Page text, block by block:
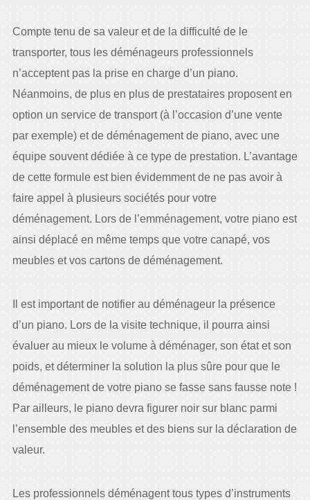
Compte tenu de sa valeur et de la difficulté de le
transporter, tous les déménageurs professionnels
n’acceptent pas la prise en charge d’un piano.
Néanmoins, de plus en plus de prestataires proposent en
option un service de transport (à l’occasion d’une vente
par exemple) et de déménagement de piano, avec une
équipe souvent dédiée à ce type de prestation. L’avantage
de cette formule est bien évidemment de ne pas avoir à
faire appel à plusieurs sociétés pour votre
déménagement. Lors de l’emménagement, votre piano est
ainsi déplacé en même temps que votre canapé, vos
meubles et vos cartons de déménagement.
Il est important de notifier au déménageur la présence
d’un piano. Lors de la visite technique, il pourra ainsi
évaluer au mieux le volume à déménager, son état et son
poids, et déterminer la solution la plus sûre pour que le
déménagement de votre piano se fasse sans fausse note !
Par ailleurs, le piano devra figurer noir sur blanc parmi
l’ensemble des meubles et des biens sur la déclaration de
valeur.
Les professionnels déménagent tous types d’instruments